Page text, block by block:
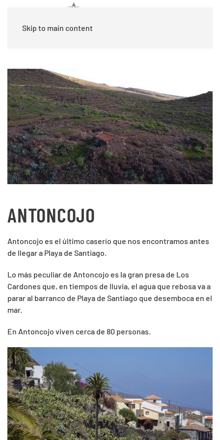
Skip to main content
ANTONCOJO
Antoncojo es el último caserío que nos encontramos antes
de llegar a Playa de Santiago.
Lo más peculiar de Antoncojo es la gran presa de Los
Cardones que, en tiempos de lluvia, el agua que rebosa va a
parar al barranco de Playa de Santiago que desemboca en el
mar.
En Antoncojo viven cerca de 80 personas.
VER